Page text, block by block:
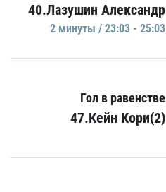
40.Лазушин Александр
2 минуты / 23:03 - 25:03
Гол в равенстве
47.Кейн Кори(2)